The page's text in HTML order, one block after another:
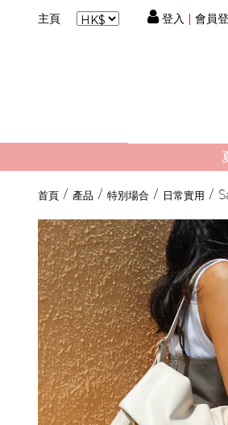
登入 | 會員
主頁
首頁 / 產品 / 特別場合 / 日常實用 /